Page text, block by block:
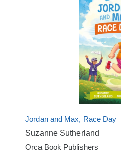
Jordan and Max, Race Day
Suzanne Sutherland
Orca Book Publishers